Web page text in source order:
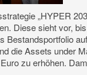
„HYPER
Diese sieht vor,
Bestandsportfolio
die Assets under
zu erhöhen.